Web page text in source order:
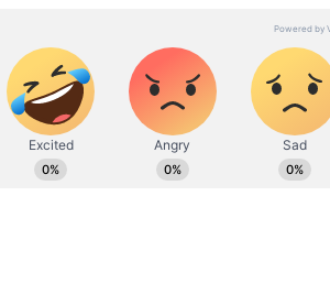
லாரின் உள்ளே வந்தார்.
அடித்து, கனடாவுக்கு ஒரு
வந்ததே, இத்தாலி ரசிகர்களைக்